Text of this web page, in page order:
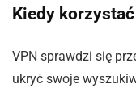
Kiedy
VPN sprawdzi się
ukryć swoje